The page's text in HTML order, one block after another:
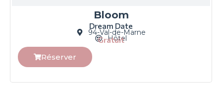
Bloom
Dream Date
94-Val-de-Marne
Hôtel
Gratuit
Réserver